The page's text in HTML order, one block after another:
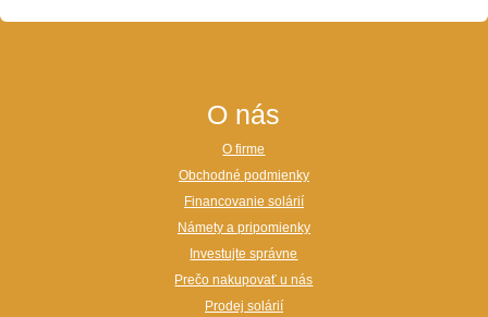
O nás
O firme
Obchodné podmienky
Financovanie solárií
Námety a pripomienky
Investujte správne
Prečo nakupovať u nás
Prodej solárií